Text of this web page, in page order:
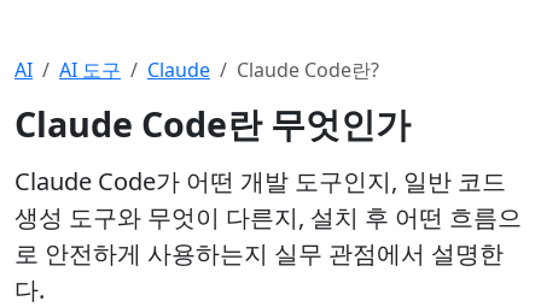
AI AI 도구 Claude Claude Code란?
Claude Code란 무엇인가
Claude Code가 어떤 개발 도구인지, 일반 코드
생성 도구와 무엇이 다른지, 설치 후 어떤 흐름으
로 안전하게 사용하는지 실무 관점에서 설명한
다.